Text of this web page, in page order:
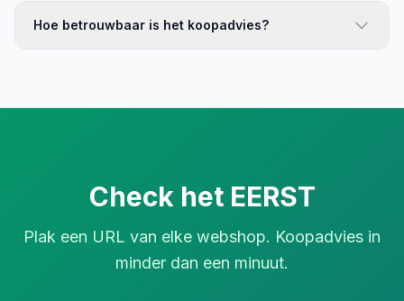
Hoe betrouwbaar is het koopadvies?
Check het EERST
Plak een URL van elke webshop. Koopadvies in
minder dan een minuut.